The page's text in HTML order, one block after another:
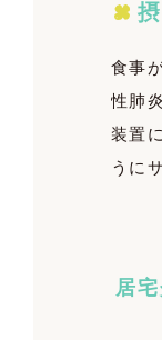
食事
性肺
装置
うに
居